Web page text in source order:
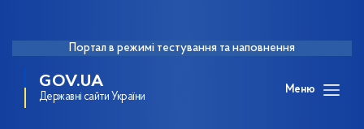
Портал в режимі тестування та наповнення
GOV.UA
Державні сайти України
Меню